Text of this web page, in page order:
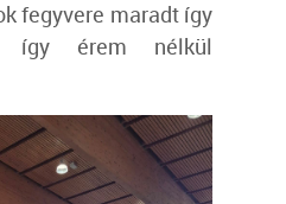
fegyvere maradt így
érem nélkül